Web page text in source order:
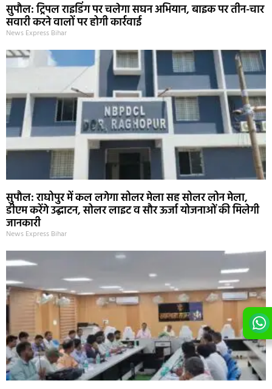
सुपौल: ट्रिपल राइडिंग पर चलेगा सघन अभियान, बाइक पर तीन-चार
सवारी करने वालों पर होगी कार्रवाई
News Express Bihar
सुपौल: राघोपुर में कल लगेगा सोलर मेला सह सोलर लोन मेला,
डीएम करेंगे उद्घाटन, सोलर लाइट व सौर ऊर्जा योजनाओं की मिलेगी
जानकारी
News Express Bihar